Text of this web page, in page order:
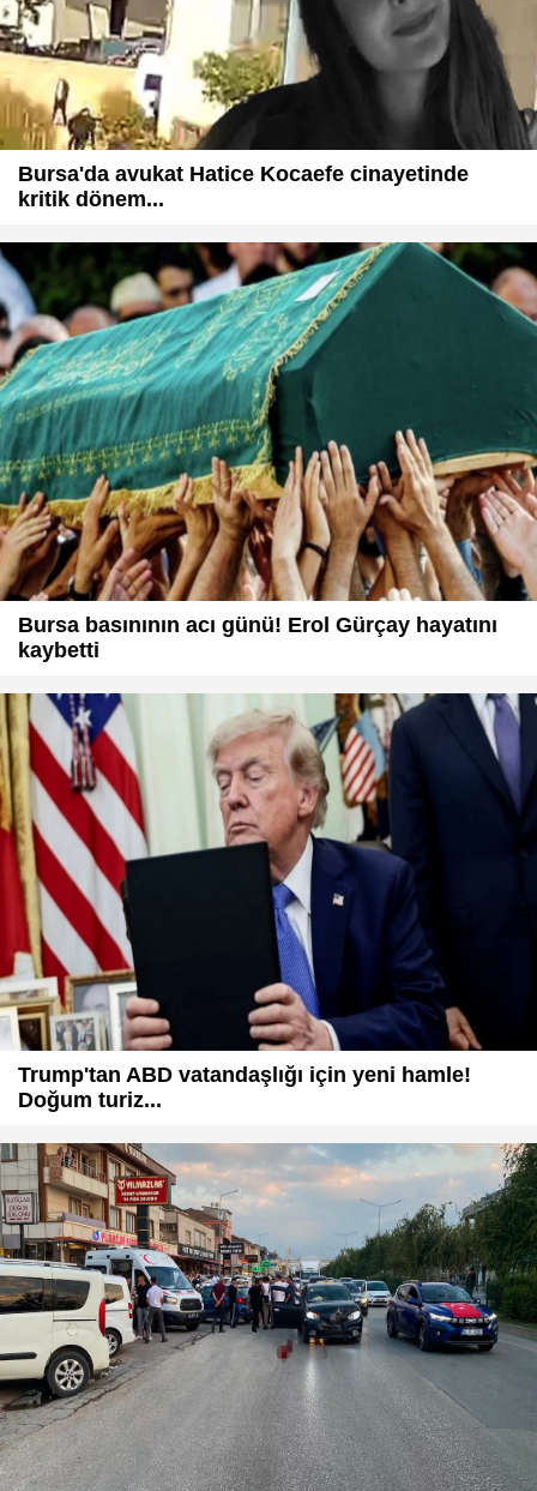
Bursa'da avukat Hatice Kocaefe cinayetinde
kritik dönem...
Bursa basınının acı günü! Erol Gürçay hayatını
kaybetti
Trump'tan ABD vatandaşlığı için yeni hamle!
Doğum turiz...